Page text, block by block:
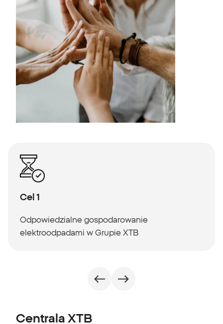
Cel 1
Odpowiedzialne gospodarowanie
elektroodpadami w Grupie XTB
Centrala XTB